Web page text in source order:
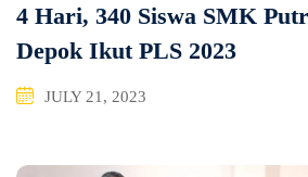
4 Hari, 340 Siswa SMK
Depok Ikut PLS 2023
JULY 21, 2023